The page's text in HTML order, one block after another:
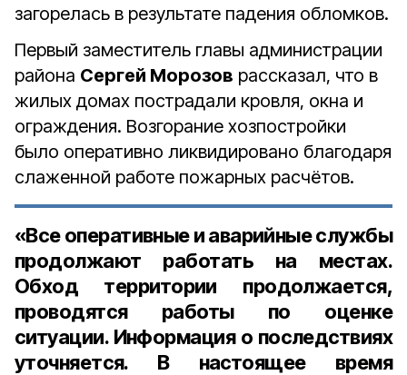
загорелась в результате падения обломков.
Первый заместитель главы администрации
района Сергей Морозов рассказал, что в
жилых домах пострадали кровля, окна и
ограждения. Возгорание хозпостройки
было оперативно ликвидировано благодаря
слаженной работе пожарных расчётов.
«Все оперативные и аварийные службы
продолжают работать на местах.
Обход территории продолжается,
проводятся работы по оценке
ситуации. Информация о последствиях
уточняется. В настоящее время